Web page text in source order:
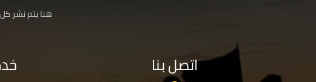
هنا يتم نشر
اتصل بنا